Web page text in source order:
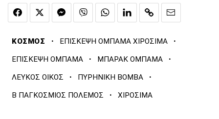
ΚΟΣΜΟΣ · ΕΠΙΣΚΕΨΗ ΟΜΠΑΜΑ ΧΙΡΟΣΙΜΑ ·
ΕΠΙΣΚΕΨΗ ΟΜΠΑΜΑ · ΜΠΑΡΑΚ ΟΜΠΑΜΑ ·
ΛΕΥΚΟΣ ΟΙΚΟΣ · ΠΥΡΗΝΙΚΗ ΒΟΜΒΑ ·
Β ΠΑΓΚΟΣΜΙΟΣ ΠΟΛΕΜΟΣ · ΧΙΡΟΣΙΜΑ